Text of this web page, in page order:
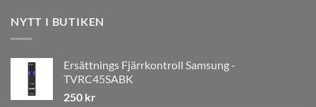
NYTT I BUTIKEN
Ersättnings Fjärrkontroll Samsung -
TVRC45SABK
250 kr